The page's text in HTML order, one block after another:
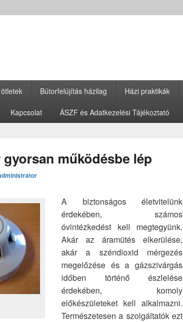
Bútorfelújítás házilag Házi praktikák
Kapcsolat ÁSZF és Adatkezelési Tájékoztató
működésbe lép
A biztonságos életvitelünk
érdekében, számos
óvintézkedést kell megtegyünk.
Akár az áramütés elkerülése,
akár a széndioxid mérgezés
megelőzése és a gázszivárgás
időben történő észlelése
érdekében, komoly
előkészületeket kell alkalmazni.
Természetesen a szolgáltatók ezt